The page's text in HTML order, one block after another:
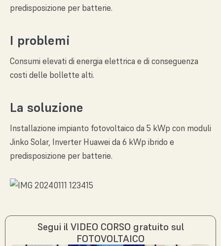
Segui il VIDEO CORSO gratuito sul
FOTOVOLTAICO
predisposizione per batterie.
I problemi
Consumi elevati di energia elettrica e di conseguenza
costi delle bollette alti.
La soluzione
Installazione impianto fotovoltaico da 5 kWp con moduli
Jinko Solar, Inverter Huawei da 6 kWp ibrido e
predisposizione per batterie.